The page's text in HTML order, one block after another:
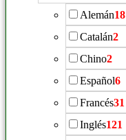
Alemán18
Catalán2
Chino2
Español6
Francés31
Inglés121